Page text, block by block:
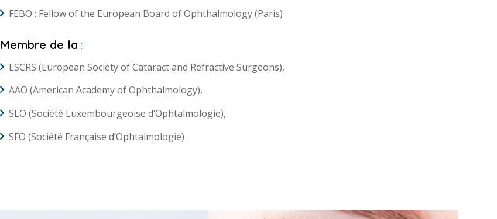
FEBO : Fellow of the European Board of Ophthalmology (Paris)
Membre de la :
ESCRS (European Society of Cataract and Refractive Surgeons),
AAO (American Academy of Ophthalmology),
SLO (Société Luxembourgeoise d’Ophtalmologie),
SFO (Société Française d’Ophtalmologie)